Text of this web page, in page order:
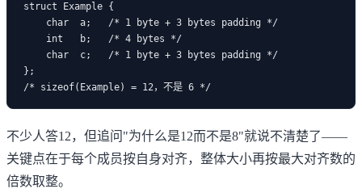
struct Example {
    char  a;   /* 1 byte + 3 bytes padding */
    int   b;   /* 4 bytes */
    char  c;   /* 1 byte + 3 bytes padding */
};
不少人答12，但追问"为什么是12而不是8"就说不清楚了——
关键点在于每个成员按自身对齐，整体大小再按最大对齐数的
倍数取整。